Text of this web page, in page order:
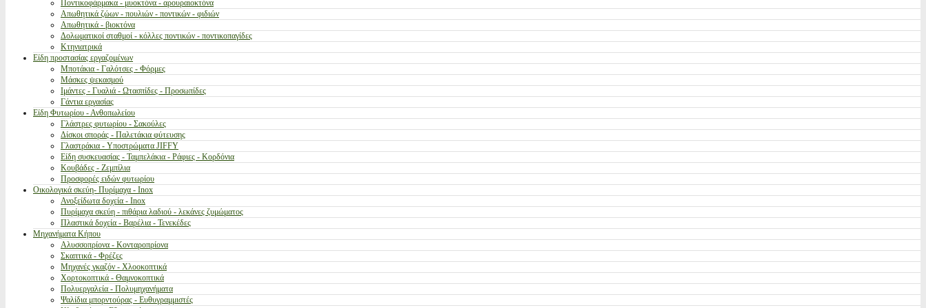
Ποντικοφάρμακα - μυοκτόνα - αρουραιοκτόνα
Απωθητικά ζώων - πουλιών - ποντικών - φιδιών
Απωθητικά - βιοκτόνα
Δολωματικοί σταθμοί - κόλλες ποντικών - ποντικοπαγίδες
Κτηνιατρικά
Είδη προστασίας εργαζομένων
Μποτάκια - Γαλότσες - Φόρμες
Μάσκες ψεκασμού
Ιμάντες - Γυαλιά - Ωτασπίδες - Προσωπίδες
Γάντια εργασίας
Είδη Φυτωρίου - Ανθοπωλείου
Γλάστρες φυτωρίου - Σακούλες
Δίσκοι σποράς - Παλετάκια φύτευσης
Γλαστράκια - Υποστρώματα JIFFY
Είδη συσκευασίας - Ταμπελάκια - Ράφιες - Κορδόνια
Κουβάδες - Ζεμπίλια
Προσφορές ειδών φυτωρίου
Οικολογικά σκεύη- Πυρίμαχα - Inox
Ανοξείδωτα δοχεία - Inox
Πυρίμαχα σκεύη - πιθάρια λαδιού - λεκάνες ζυμώματος
Πλαστικά δοχεία - Βαρέλια - Τενεκέδες
Μηχανήματα Κήπου
Αλυσσοπρίονα - Κονταροπρίονα
Σκαπτικά - Φρέζες
Μηχανές γκαζόν - Χλοοκοπτικά
Χορτοκοπτικά - Θαμνοκοπτικά
Πολυεργαλεία - Πολυμηχανήματα
Ψαλίδια μπορντούρας - Ευθυγραμμιστές